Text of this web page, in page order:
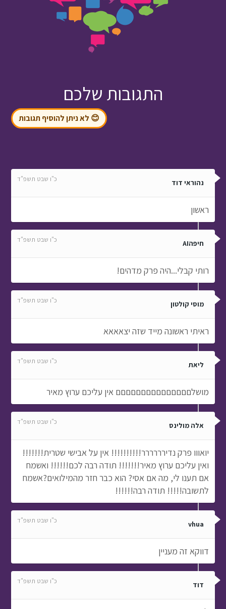
התגובות שלכם
😊 לא ניתן להוסיף תגובות
נהוראי דוד כ"ו שבט תשפ"ד
ראשון
חיפהAI כ"ו שבט תשפ"ד
רותי קבלי...היה פרק מדהים!
מוסי קולטון כ"ו שבט תשפ"ד
ראיתי ראשונה מייד שזה יצאאאא
ליאת כ"ו שבט תשפ"ד
מושלםםםםםםםםםםםםםםם אין עליכם ערוץ מאיר
אלה מולינס כ"ו שבט תשפ"ד
יואווו פרק נדירררררר!!!!!!!!!! אין על אבישי שטרית!!!!!!!
ואין עליכם ערוץ מאיר!!!!!!! תודה רבה לכם!!!!!! ואשמח
אם תענו לי, מה אם אסי? הוא כבר חזר מהמילואים?אשמח
לתשובה!!!!! תודה רבה!!!!!!
vhua כ"ו שבט תשפ"ד
דווקא זה מעניין
דוד כ"ו שבט תשפ"ד